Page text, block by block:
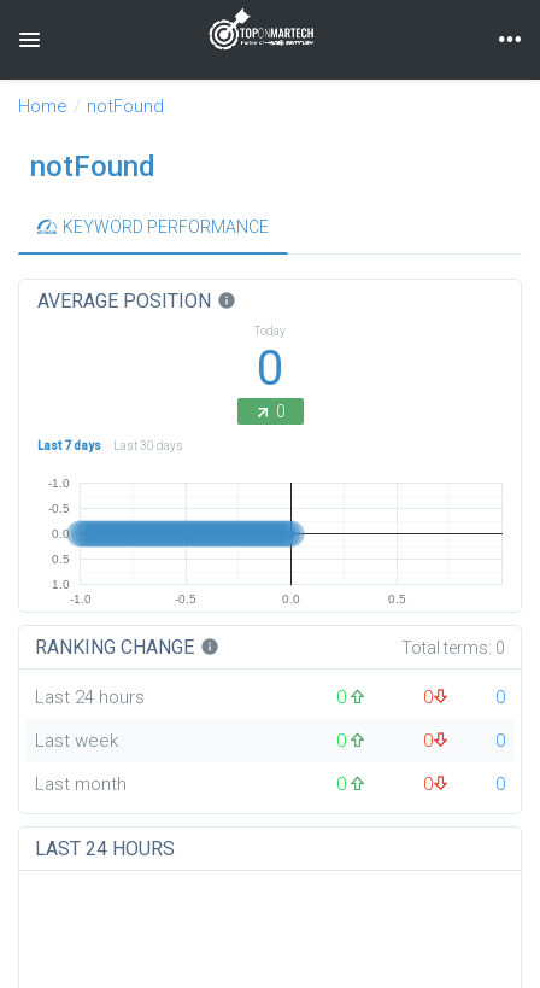
Toggle navigation
Home notFound
notFound
KEYWORD PERFORMANCE
AVERAGE POSITION info
Today
0
0
Last 7 days Last 30 days
-1.0 -0.5 0.0 0.5
-1.0
-0.5
0.0
0.5
1.0
RANKING CHANGE info Total terms: 0
Last 24 hours 0 0
0
Last week
0 0
0
Last month
0 0 0
LAST 24 HOURS